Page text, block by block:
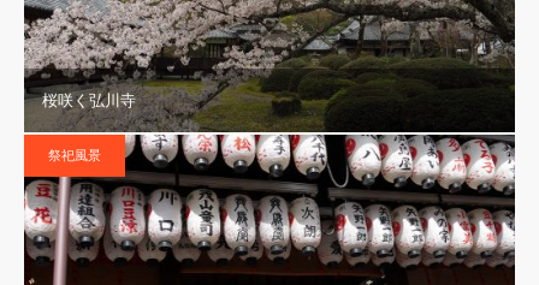
桜咲く弘川寺
祭祀風景